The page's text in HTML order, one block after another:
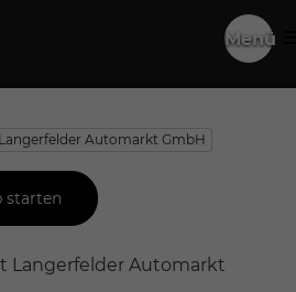
Menü
Automarkt GmbH
starten
Langerfelder Automarkt